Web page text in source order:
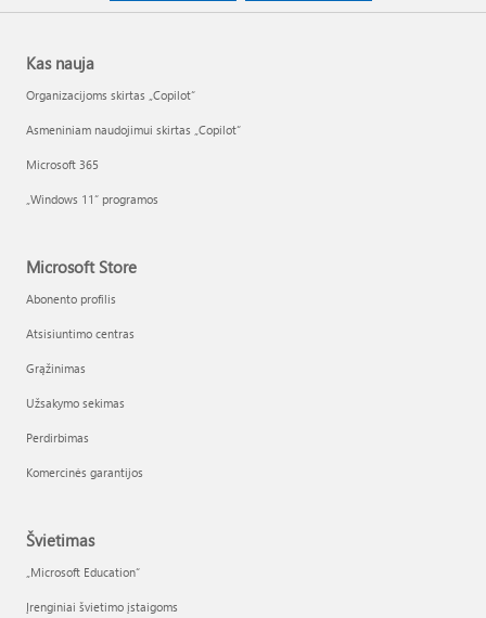
Kas nauja
Organizacijoms skirtas „Copilot“
Asmeniniam naudojimui skirtas „Copilot“
Microsoft 365
„Windows 11“ programos
Microsoft Store
Abonento profilis
Atsisiuntimo centras
Grąžinimas
Užsakymo sekimas
Perdirbimas
Komercinės garantijos
Švietimas
„Microsoft Education“
Įrenginiai švietimo įstaigoms